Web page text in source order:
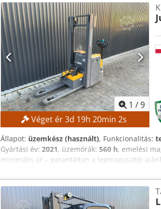
1 /9
Véget ér3d 19h 20min 1s
Állapot: üzemkész (használt), Funkcionalitás:
Gyártási év: 2021, üzemórák: 560 h, emelési
minimális ár – garantáltan a legmagasabb
2800 mm Összmagasság: 1950 mm GÉP
akkumulátor Üzemeltetési óra: 560 óra
Akkumulátortöltő Külső hivatkozás: SL1145SP